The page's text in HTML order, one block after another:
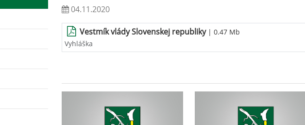
04.11.2020
Vestmík vlády Slovenskej republiky | 0.47 Mb
Vyhláška